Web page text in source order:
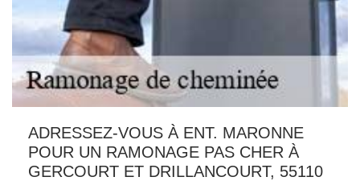
ADRESSEZ-VOUS À ENT. MARONNE
POUR UN RAMONAGE PAS CHER À
GERCOURT ET DRILLANCOURT, 55110